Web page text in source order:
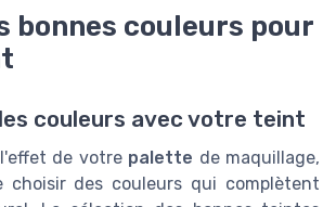
bonnes couleurs pour
couleurs avec votre teint
de votre palette de maquillage,
des couleurs qui complètent